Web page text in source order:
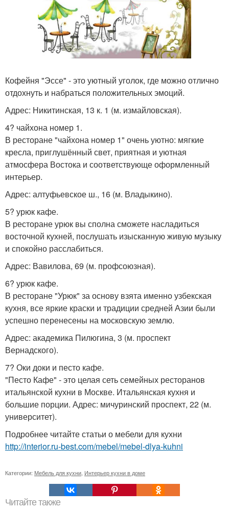
Кофейня "Эссе" - это уютный уголок, где можно отлично
отдохнуть и набраться положительных эмоций.
Адрес: Никитинская, 13 к. 1 (м. измайловская).
4? чайхона номер 1.
В ресторане "чайхона номер 1" очень уютно: мягкие
кресла, приглушённый свет, приятная и уютная
атмосфера Востока и соответствующе оформленный
интерьер.
Адрес: алтуфьевское ш., 16 (м. Владыкино).
5? урюк кафе.
В ресторане урюк вы сполна сможете насладиться
восточной кухней, послушать изысканную живую музыку
и спокойно расслабиться.
Адрес: Вавилова, 69 (м. профсоюзная).
6? урюк кафе.
В ресторане "Урюк" за основу взята именно узбекская
кухня, все яркие краски и традиции средней Азии были
успешно перенесены на московскую землю.
Адрес: академика Пилюгина, 3 (м. проспект
Вернадского).
7? Оки доки и песто кафе.
"Песто Кафе" - это целая сеть семейных ресторанов
итальянской кухни в Москве. Итальянская кухня и
большие порции. Адрес: мичуринский проспект, 22 (м.
университет).
Подробнее читайте статьи о мебели для кухни
http://interior.ru-best.com/mebel/mebel-dlya-kuhni
Категории: Мебель для кухни Интерьер кухни в доме
Читайте также